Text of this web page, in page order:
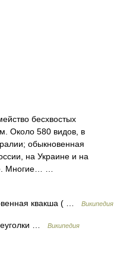
бесхвостых
Около 580 видов, в
обыкновенная
на Украине и на
Многие… …
квакша ( … Википедия
… Википедия